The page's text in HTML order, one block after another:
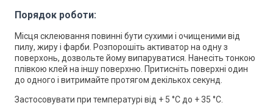
Порядок роботи:
Місця склеювання повинні бути сухими і очищеними від
пилу, жиру і фарби. Розпорошіть активатор на одну з
поверхонь, дозвольте йому випаруватися. Нанесіть тонкою
плівкою клей на іншу поверхню. Притисніть поверхні один
до одного і витримайте протягом декількох секунд.
Застосовувати при температурі від + 5 °C до + 35 °C.